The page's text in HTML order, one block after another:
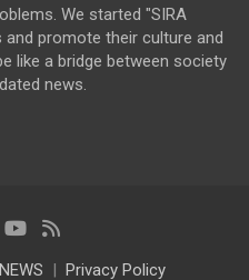
We started "SIRA
promote their culture and
like a bridge between society
news.
Privacy Policy